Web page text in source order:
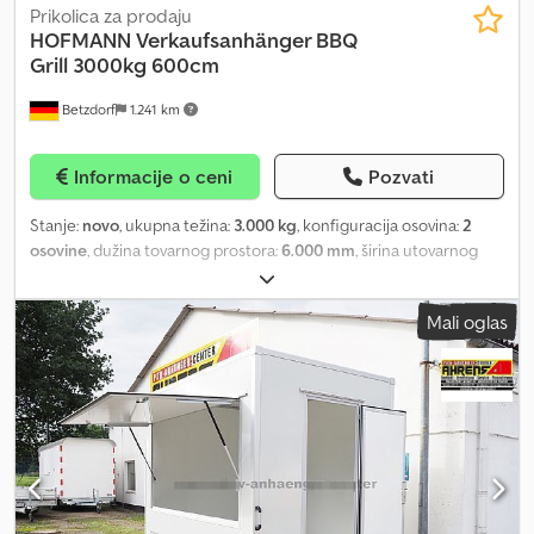
Betzdorf 1.241 km
Prikolica za prodaju
HOFMANN Verkaufsanhänger BBQ
Grill 3000kg 600cm
Informacije o ceni Pozvati
Stanje: novo, ukupna težina: 3.000 kg, konfiguracija osovina:2
osovine, dužina tovarnog prostora:6.000 mm, širina utovarnog
, visina tovarnog prostora:
ložište u zadnjem delu Flammlachs BBQ roštilja Ovaj prikazani
objekat je primer naših radova i već je isporučen kupcu. Kao
proizvođač vozila za individualne potrebe, projektujemo,
planiramo i izrađujemo vozila prema VAŠIM zahtevima. Dimenzije,
nadogradnje, enterijer, boje i tehnička rešenja mogu biti slobodno
definisana. Imate li pitanja o mogućnostima izrade? Pošaljite nam
listu zahteva ili jednostavnu skicu i dobićete detaljnu ponudu sa
pojedinačnim cenama. Molimo koristite 0468 za upite. Tehnički
podaci: * Ukupna težina: 3000 kg * Dimenzije D/Š/V: unutra 6.000 x
2.400 x 2.300 mm * Vozilaska svetla: po STVZO na 12 volti * Šasija
Mali oglas